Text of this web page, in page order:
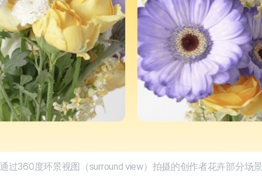
通过360度环景视图（surround view）拍摄的创作者花卉部分场景